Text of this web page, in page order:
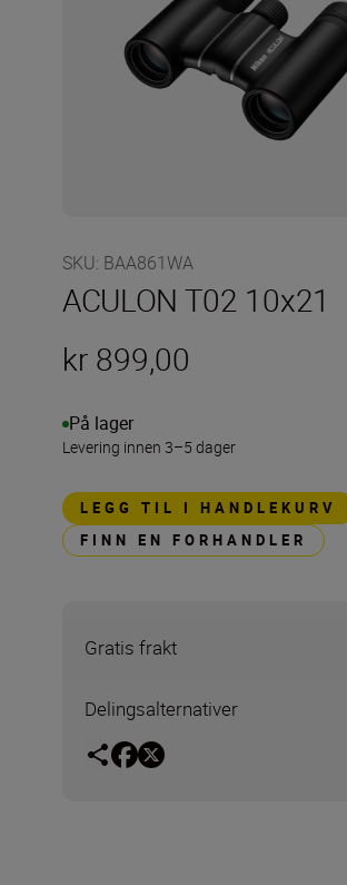
SKU: BAA861WA
ACULON T02 10x21
kr 899,00
På lager
Levering innen 3–5 dager
LEGG TIL I HANDLEKURV
FINN EN FORHANDLER
Gratis frakt
Delingsalternativer